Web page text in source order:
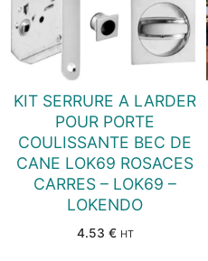
KIT SERRURE A LARDER
POUR PORTE
COULISSANTE BEC DE
CANE LOK69 ROSACES
CARRES – LOK69 –
LOKENDO
4.53 € HT